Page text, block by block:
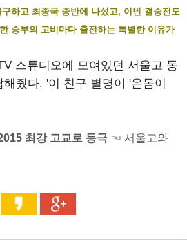
하고 최종국 종반에 나섰고, 이번 결승전도
승부의 고비마다 출전하는 특별한 이유가
스튜디오에 모여있던 서울고 동
줬다. '이 친구 별명이 '온몸이
최강 고교로 등극 ☜ 서울고와